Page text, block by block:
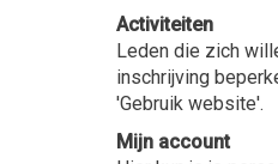
Activiteiten
Leden die zich
inschrijving
'Gebruik website'.
Mijn account